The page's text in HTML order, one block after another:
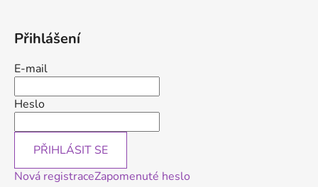
Přihlášení
E-mail
Heslo
PŘIHLÁSIT SE
Nová registraceZapomenuté heslo